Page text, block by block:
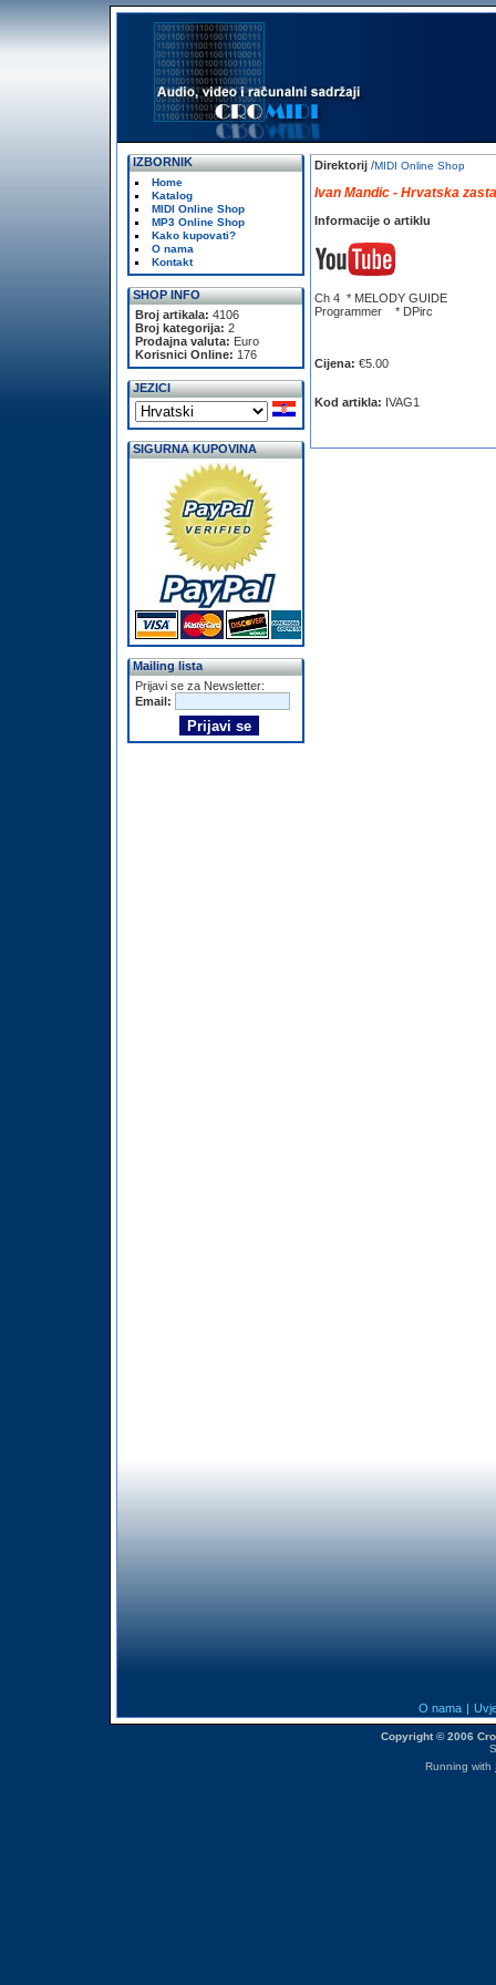
IZBORNIK
Home
Katalog
MIDI Online Shop
MP3 Online Shop
Kako kupovati?
O nama
Kontakt
SHOP INFO
Broj artikala: 4106
Broj kategorija: 2
Prodajna valuta: Euro
Korisnici Online: 176
JEZICI
SIGURNA KUPOVINA
Mailing lista
Prijavi se za Newsletter:
Email:
Direktorij /MIDI Online Shop
Ivan Mandic - Hrvatska
Informacije o artiklu
Ch 4 * MELODY GUIDE
Programmer * DPirc
Cijena: €5.00
Kod artikla: IVAG1
O nama |
Copyright © 2006
Running with